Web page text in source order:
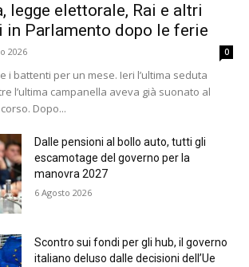
legge elettorale, Rai e altri
in Parlamento dopo le ferie
2026 0
i battenti per un mese. Ieri l’ultima seduta
l’ultima campanella aveva già suonato al
Dopo...
Dalle pensioni al bollo auto, tutti gli
escamotage del governo per la
manovra 2027
6 Agosto 2026
Scontro sui fondi per gli hub, il governo
italiano deluso dalle decisioni dell’Ue